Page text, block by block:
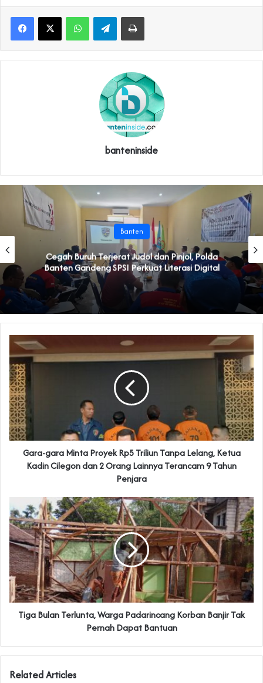
WhatsAppTelegramPrint
banteninside
Banten
Cegah Buruh Terjerat Judol dan Pinjol, Polda
Banten Gandeng SPSI Perkuat Literasi Digital
Gara-gara Minta Proyek Rp5 Triliun Tanpa Lelang, Ketua
Kadin Cilegon dan 2 Orang Lainnya Terancam 9 Tahun
Penjara
Tiga Bulan Terlunta, Warga Padarincang Korban Banjir Tak
Pernah Dapat Bantuan
Related Articles